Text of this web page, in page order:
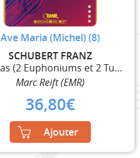
Ave Maria (Michel) (8)
SCHUBERT FRANZ
4 Tubas (2 Euphoniums et 2 Tubas)
Marc Reift (EMR)
36,80€
Ajouter